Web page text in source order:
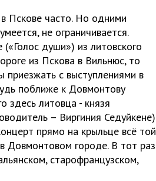
Пскове часто. Но одними
не ограничивается.
души») из литовского
из Пскова в Вильнюс, то
приезжать с выступлениями в
поближе к Довмонтову
здесь литовца - князя
– Виргиния Седуйкене)
прямо на крыльце всё той
Довмонтовом городе. В тот раз
старофранцузском,